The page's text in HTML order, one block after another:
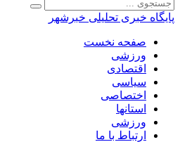
پایگاه خبری تحلیلی خبرشهر
صفحه نخست
ورزشی
اقتصادی
سیاسی
اختصاصی
استانها
ورزشی
ارتباط با ما